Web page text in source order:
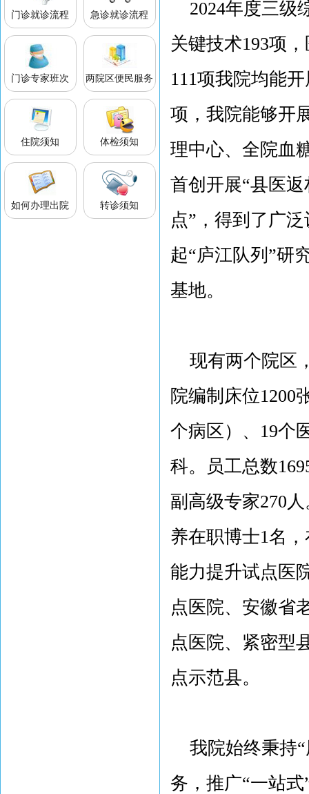
门诊就诊流程 急诊就诊流程
门诊专家班次 两院区便民服务
住院须知 体检须知
如何办理出院 转诊须知
2024年度三级
关键技术193项
111项我院均能
项，我院能够开
理中心、全院血
首创开展“县医
点”，得到了广
起“庐江队列”研
基地。
现有两个院区
院编制床位1200
个病区）、19个
科。员工总数
副高级专家270
养在职博士1名
能力提升试点医
点医院、安徽省
点医院、紧密型
点示范县。
我院始终秉持“
务，推广“一站